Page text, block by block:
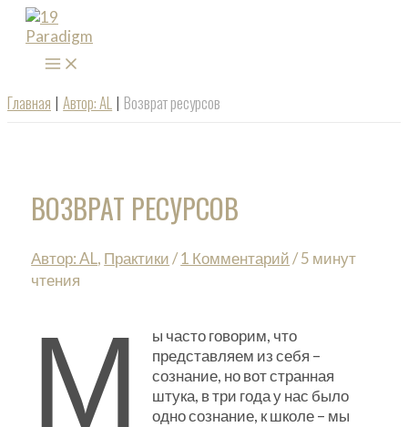
Перейти
содержимому
MAIN
MENU
Главная Автор: AL Возврат ресурсов
ВОЗВРАТ РЕСУРСОВ
Автор: AL, Практики/1 Комментарий/5 минут
чтения
М
ы часто говорим, что
представляем из себя –
сознание, но вот странная
штука, в три года у нас было
одно сознание, к школе – мы